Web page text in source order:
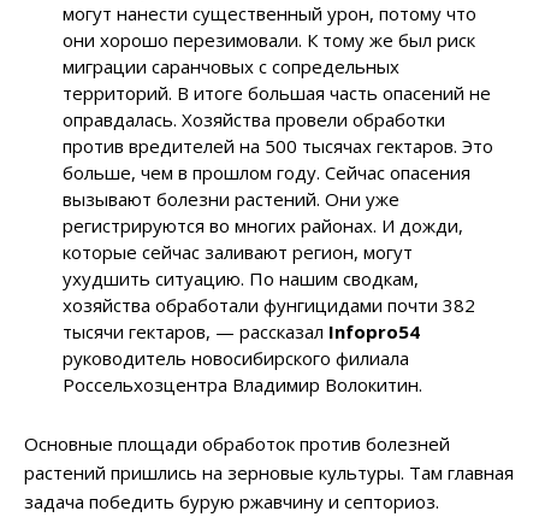
могут нанести существенный урон, потому что
они хорошо перезимовали. К тому же был риск
миграции саранчовых с сопредельных
территорий. В итоге большая часть опасений не
оправдалась. Хозяйства провели обработки
против вредителей на 500 тысячах гектаров. Это
больше, чем в прошлом году. Сейчас опасения
вызывают болезни растений. Они уже
регистрируются во многих районах. И дожди,
которые сейчас заливают регион, могут
ухудшить ситуацию. По нашим сводкам,
хозяйства обработали фунгицидами почти 382
тысячи гектаров, — рассказал Infopro54
руководитель новосибирского филиала
Россельхозцентра Владимир Волокитин.
Основные площади обработок против болезней
растений пришлись на зерновые культуры. Там главная
задача победить бурую ржавчину и септориоз.